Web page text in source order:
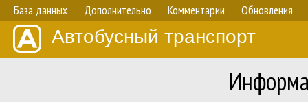
База данных Дополнительно Комментарии Обновления
Автобусный транспорт